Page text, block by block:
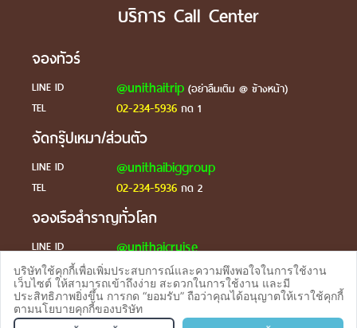
จองทัวร TEL
บริการ Call Center
จองทัวร์
LINE ID @unithaitrip(อย่าลืมเติม @ ข้างหน้า)
TEL
02-234-5936กด 1
จัดกรุ๊ปเหมา/ส่วนตัว
LINE ID @unithaibiggroup
TEL 02-234-5936กด 2
จองเรือสำราญทั่วโลก
LINE ID @unithaicruise
ร้องเรียน
LINE ID @unithaicare
บริษัทใช้คุกกี้เพื่อเพิ่มประสบการณ์และความพึงพอใจในการใช้งาน
เว็บไซต์ ให้สามารถเข้าถึงง่าย สะดวกในการใช้งาน และมี
ประสิทธิภาพยิ่งขึ้น การกด “ยอมรับ” ถือว่าคุณได้อนุญาตให้เราใช้คุกกี้
ตามนโยบายคุกกี้ของบริษัท